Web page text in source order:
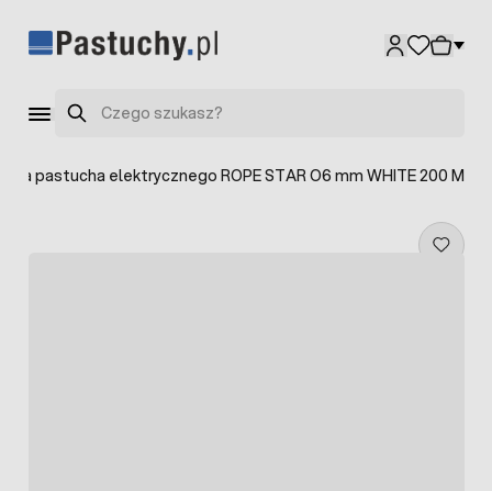
Szukaj
Lina pastucha elektrycznego ROPE STAR O6 mm WHITE 200 M